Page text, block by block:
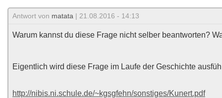
Antwort von matata | 21.08.2016 - 14:13
Warum kannst du diese Frage nicht selber beantworten?
Eigentlich wird diese Frage im Laufe der Geschichte
http://nibis.ni.schule.de/~kgsgfehn/sonstiges/Kunert.pdf